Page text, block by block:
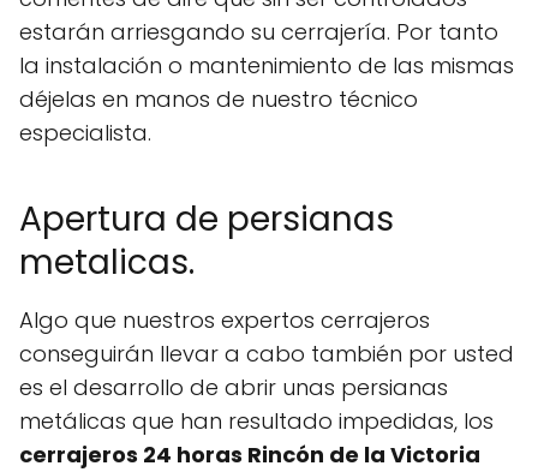
estarán arriesgando su cerrajería. Por tanto
la instalación o mantenimiento de las mismas
déjelas en manos de nuestro técnico
especialista.
Apertura de persianas
metalicas.
Algo que nuestros expertos cerrajeros
conseguirán llevar a cabo también por usted
es el desarrollo de abrir unas persianas
metálicas que han resultado impedidas, los
cerrajeros 24 horas Rincón de la Victoria